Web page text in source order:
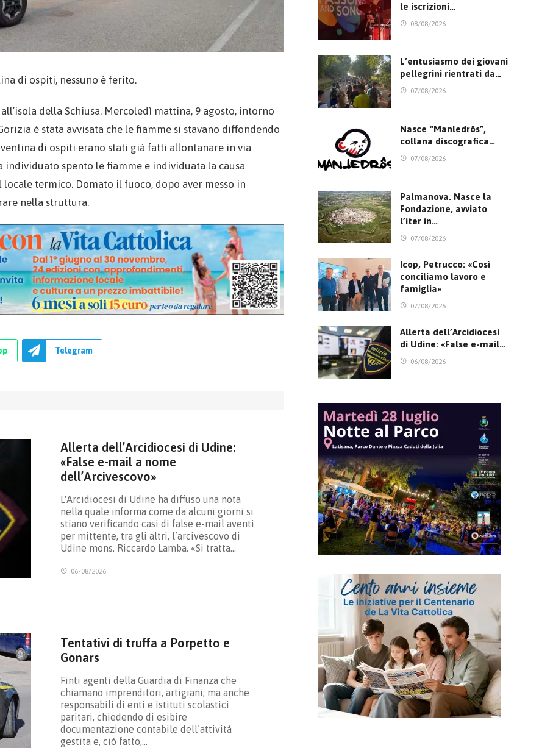
di ospiti, nessuno è ferito.
della Schiusa. Mercoledì mattina, 9 agosto, intorno
è stata avvisata che le fiamme si stavano diffondendo
di ospiti erano stati già fatti allontanare in via
spento le fiamme e individuata la causa
termico. Domato il fuoco, dopo aver messo in
nella struttura.
Telegram
Allerta dell’Arcidiocesi di Udine:
«False e-mail a nome
dell’Arcivescovo»
L'Arcidiocesi di Udine ha diffuso una nota
nella quale informa come da alcuni giorni si
stiano verificando casi di false e-mail aventi
per mittente, tra gli altri, l’arcivescovo di
Udine mons. Riccardo Lamba. «Si tratta…
06/08/2026
Tentativi di truffa a Porpetto e
Gonars
Finti agenti della Guardia di Finanza che
chiamano imprenditori, artigiani, ma anche
responsabili di enti e istituti scolastici
paritari, chiedendo di esibire
documentazione contabile dell’attività
gestita e, ciò fatto,…
le iscrizioni…
08/08/2026
L’entusiasmo dei giovani
pellegrini rientrati da…
07/08/2026
Nasce “Manledrôs”,
collana discografica…
07/08/2026
Palmanova. Nasce la
Fondazione, avviato
l’iter in…
07/08/2026
Icop, Petrucco: «Così
conciliamo lavoro e
famiglia»
07/08/2026
Allerta dell’Arcidiocesi
di Udine: «False e-mail…
06/08/2026